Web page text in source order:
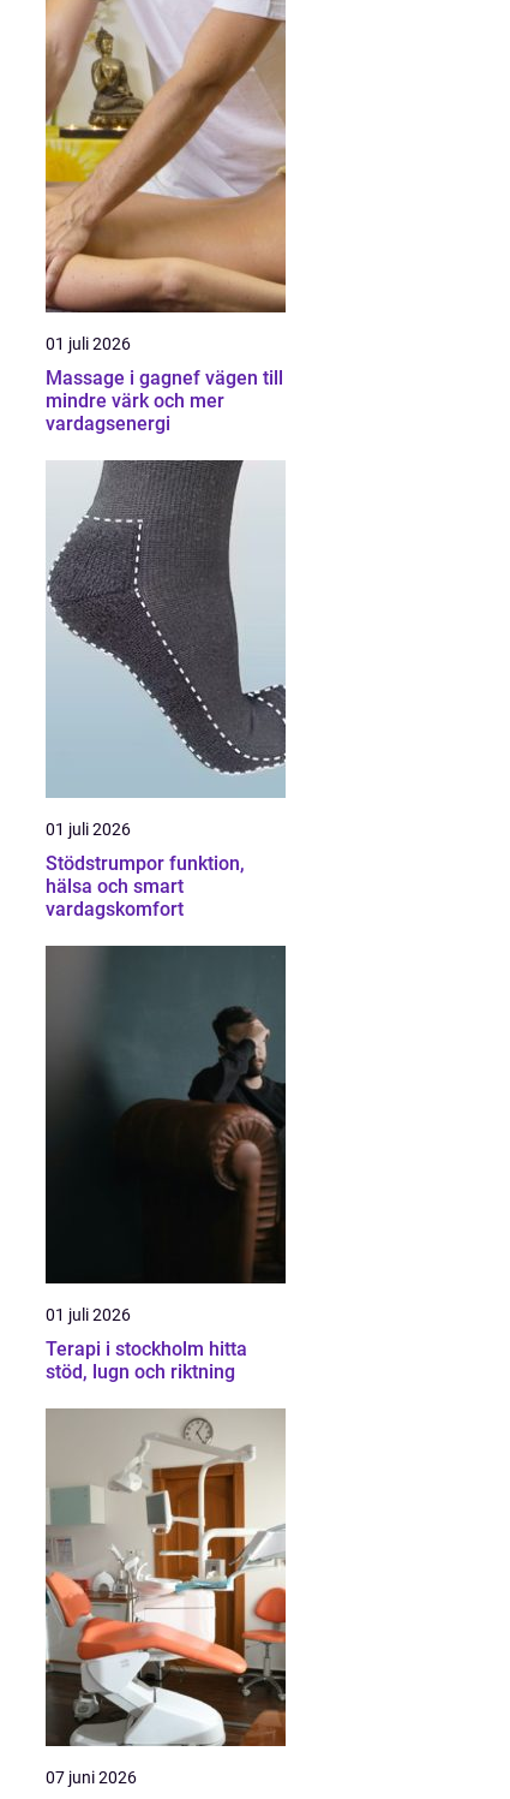
01 juli 2026
Massage i gagnef vägen till
mindre värk och mer
vardagsenergi
01 juli 2026
Stödstrumpor funktion,
hälsa och smart
vardagskomfort
01 juli 2026
Terapi i stockholm hitta
stöd, lugn och riktning
07 juni 2026